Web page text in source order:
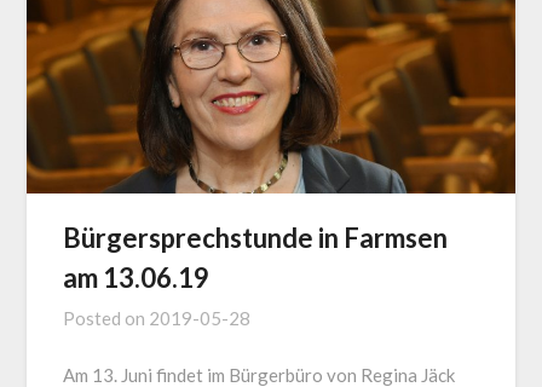
Bürgersprechstunde in Farmsen
am 13.06.19
Posted on 2019-05-28
Am 13. Juni findet im Bürgerbüro von Regina Jäck